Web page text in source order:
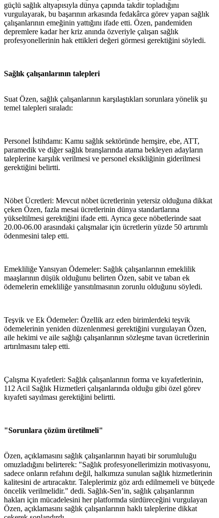
güçlü sağlık altyapısıyla dünya çapında takdir topladığını
vurgulayarak, bu başarının arkasında fedakârca görev yapan sağlık
çalışanlarının emeğinin yattığını ifade etti. Özen, pandemiden
depremlere kadar her kriz anında özveriyle çalışan sağlık
profesyonellerinin hak ettikleri değeri görmesi gerektiğini söyledi.
Sağlık çalışanlarının talepleri
Suat Özen, sağlık çalışanlarının karşılaştıkları sorunlara yönelik şu
temel talepleri sıraladı:
Personel İstihdamı: Kamu sağlık sektöründe hemşire, ebe, ATT,
paramedik ve diğer sağlık branşlarında atama bekleyen adayların
taleplerine karşılık verilmesi ve personel eksikliğinin giderilmesi
gerektiğini belirtti.
Nöbet Ücretleri: Mevcut nöbet ücretlerinin yetersiz olduğuna dikkat
çeken Özen, fazla mesai ücretlerinin dünya standartlarına
yükseltilmesi gerektiğini ifade etti. Ayrıca gece nöbetlerinde saat
20.00-06.00 arasındaki çalışmalar için ücretlerin yüzde 50 artırımlı
ödenmesini talep etti.
Emekliliğe Yansıyan Ödemeler: Sağlık çalışanlarının emeklilik
maaşlarının düşük olduğunu belirten Özen, sabit ve taban ek
ödemelerin emekliliğe yansıtılmasının zorunlu olduğunu söyledi.
Teşvik ve Ek Ödemeler: Özellik arz eden birimlerdeki teşvik
ödemelerinin yeniden düzenlenmesi gerektiğini vurgulayan Özen,
aile hekimi ve aile sağlığı çalışanlarının sözleşme tavan ücretlerinin
artırılmasını talep etti.
Çalışma Kıyafetleri: Sağlık çalışanlarının forma ve kıyafetlerinin,
112 Acil Sağlık Hizmetleri çalışanlarında olduğu gibi özel görev
kıyafeti sayılması gerektiğini belirtti.
"Sorunlara çözüm üretilmeli"
Özen, açıklamasını sağlık çalışanlarının hayati bir sorumluluğu
omuzladığını belirterek: "Sağlık profesyonellerimizin motivasyonu,
sadece onların refahını değil, halkımıza sunulan sağlık hizmetlerinin
kalitesini de artıracaktır. Taleplerimiz göz ardı edilmemeli ve bütçede
öncelik verilmelidir." dedi. Sağlık-Sen’in, sağlık çalışanlarının
hakları için mücadelesini her platformda sürdüreceğini vurgulayan
Özen, açıklamasını sağlık çalışanlarının haklı taleplerine dikkat